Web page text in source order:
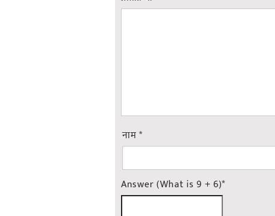
नाम*
Answer (What is 9 + 6)*